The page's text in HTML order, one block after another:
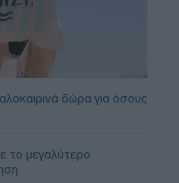
δώρα για όσους
το μεγαλύτερο